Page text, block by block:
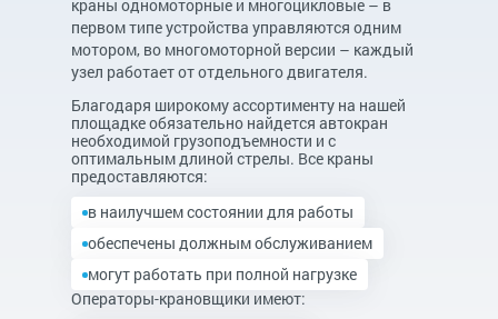
краны одномоторные и многоцикловые – в
первом типе устройства управляются одним
мотором, во многомоторной версии – каждый
узел работает от отдельного двигателя.
Благодаря широкому ассортименту на нашей
площадке обязательно найдется автокран
необходимой грузоподъемности и с
оптимальным длиной стрелы. Все краны
предоставляются:
в наилучшем состоянии для работы
обеспечены должным обслуживанием
могут работать при полной нагрузке
Операторы-крановщики имеют: